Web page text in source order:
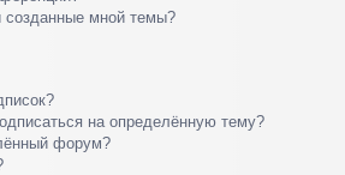
созданные мной темы?
на определённую тему?
форум?